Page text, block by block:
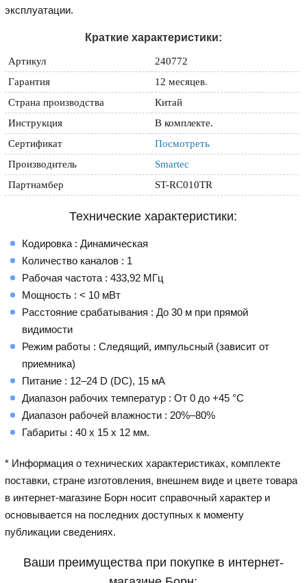
эксплуатации.
Краткие характеристики:
Артикул
240772
Гарантия
12 месяцев.
Страна производства
Китай
Инструкция
В комплекте.
Сертификат
Посмотреть
Производитель
Smartec
Партнамбер
ST-RC010TR
Технические характеристики:
Кодировка : Динамическая
Количество каналов : 1
Рабочая частота : 433,92 МГц
Мощность : < 10 мВт
Расстояние срабатывания : До 30 м при прямой
видимости
Режим работы : Следящий, импульсный (зависит от
приемника)
Питание : 12–24 D (DC), 15 мА
Диапазон рабочих температур : От 0 до +45 °С
Диапазон рабочей влажности : 20%–80%
Габариты : 40 х 15 х 12 мм.
* Информация о технических характеристиках, комплекте
поставки, стране изготовления, внешнем виде и цвете товара
в интернет-магазине Борн носит справочный характер и
основывается на последних доступных к моменту
публикации сведениях.
Ваши преимущества при покупке в интернет-